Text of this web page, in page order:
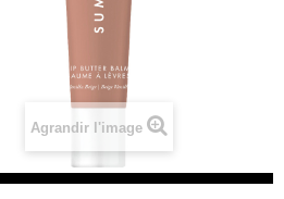
Agrandir l'image